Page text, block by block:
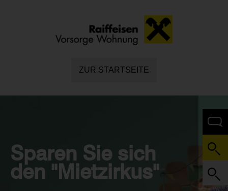
ZUR STARTSEITE
Sparen Sie sich
den "Mietzirkus"